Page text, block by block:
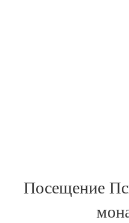
Посещение